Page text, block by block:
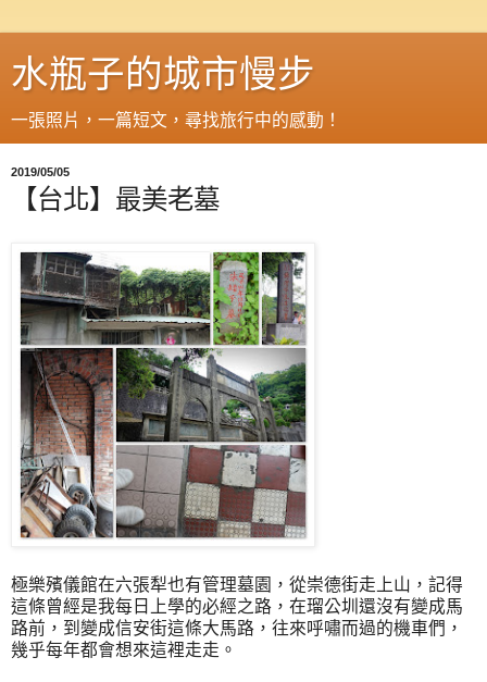
水瓶子的城市慢步
一張照片，一篇短文，尋找旅行中的感動！
2019/05/05
【台北】最美老墓
極樂殯儀館在六張犁也有管理墓園，從崇德街走上山，記得
這條曾經是我每日上學的必經之路，在瑠公圳還沒有變成馬
路前，到變成信安街這條大馬路，往來呼嘯而過的機車們，
幾乎每年都會想來這裡走走。